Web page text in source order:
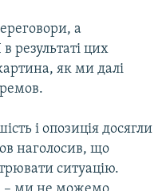
а
результаті цих
як ми далі
і опозиція досягли
наголосив, що
ситуацію.